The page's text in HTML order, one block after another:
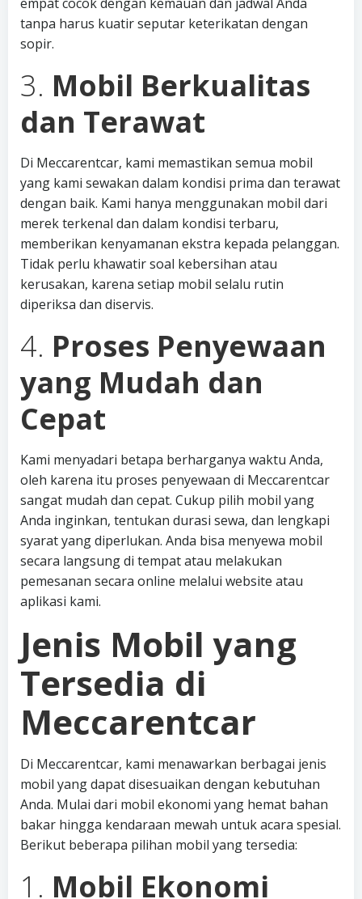
tanpa harus kuatir seputar keterikatan dengan
sopir.
3. Mobil Berkualitas
dan Terawat
Di Meccarentcar, kami memastikan semua mobil
yang kami sewakan dalam kondisi prima dan terawat
dengan baik. Kami hanya menggunakan mobil dari
merek terkenal dan dalam kondisi terbaru,
memberikan kenyamanan ekstra kepada pelanggan.
Tidak perlu khawatir soal kebersihan atau
kerusakan, karena setiap mobil selalu rutin
diperiksa dan diservis.
4. Proses Penyewaan
yang Mudah dan
Cepat
Kami menyadari betapa berharganya waktu Anda,
oleh karena itu proses penyewaan di Meccarentcar
sangat mudah dan cepat. Cukup pilih mobil yang
Anda inginkan, tentukan durasi sewa, dan lengkapi
syarat yang diperlukan. Anda bisa menyewa mobil
secara langsung di tempat atau melakukan
pemesanan secara online melalui website atau
aplikasi kami.
Jenis Mobil yang
Tersedia di
Meccarentcar
Di Meccarentcar, kami menawarkan berbagai jenis
mobil yang dapat disesuaikan dengan kebutuhan
Anda. Mulai dari mobil ekonomi yang hemat bahan
bakar hingga kendaraan mewah untuk acara spesial.
Berikut beberapa pilihan mobil yang tersedia:
1. Mobil Ekonomi